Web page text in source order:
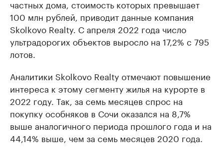
частных дома, стоимость которых превышает
100 млн рублей, приводит данные компания
Skolkovo Realty. С апреля 2022 года число
ультрадорогих объектов выросло на 17,2% с 795
лотов.
Аналитики Skolkovo Realty отмечают повышение
интереса к этому сегменту жилья на курорте в
2022 году. Так, за семь месяцев спрос на
покупку особняков в Сочи оказался на 8,7%
выше аналогичного периода прошлого года и на
44,14% выше, чем за семь месяцев 2020 года.